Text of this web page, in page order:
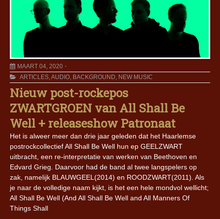
MAART 04, 2020
ARTICLES,AUDIO, BACKGROUND, NEW MUSIC
Nieuw post-rockepos
ZWARTGROEN van All Shall Be
Well + releaseshow Patronaat
Het is alweer meer dan drie jaar geleden dat het Haarlemse
postrockcollectief All Shall Be Well hun ep GEELZWART
uitbracht, een re-interpretatie van werken van Beethoven en
Edvard Grieg. Daarvoor had de band al twee langspelers op
zak, namelijk BLAUWGEEL(2014) en ROODZWART(2011). Als
je naar de volledige naam kijkt, is het een hele mondvol wellicht;
All Shall Be Well (And All Shall Be Well and All Manners Of
Things Shall